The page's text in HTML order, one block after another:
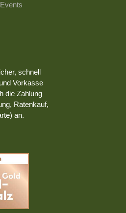
schnell
Vorkasse
die Zahlung
Ratenkauf,
an.